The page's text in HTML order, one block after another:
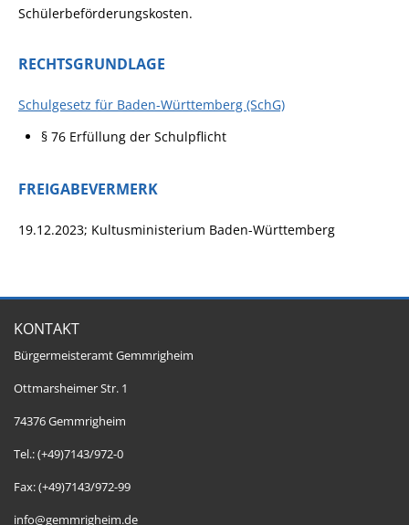
Schülerbeförderungskosten.
RECHTSGRUNDLAGE
Schulgesetz für Baden-Württemberg (SchG)
§ 76 Erfüllung der Schulpflicht
FREIGABEVERMERK
19.12.2023; Kultusministerium Baden-Württemberg
KONTAKT
Bürgermeisteramt Gemmrigheim
Ottmarsheimer Str. 1
74376 Gemmrigheim
Tel.: (+49)7143/972-0
Fax: (+49)7143/972-99
info@gemmrigheim.de